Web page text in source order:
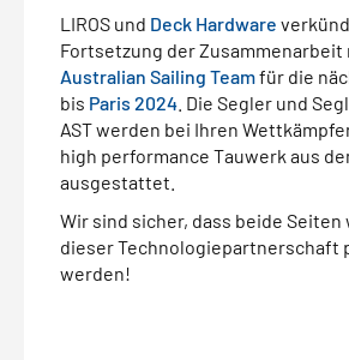
LIROS und Deck Hardware
Fortsetzung der Zusammenarbeit
Australian Sailing Teamfür die
bis Paris 2024 . Die Segler und
AST werden bei Ihren
high performance Tauwerk aus
ausgestattet.
Wir sind sicher, dass beide
dieser Technologiepartnerschaft
werden!